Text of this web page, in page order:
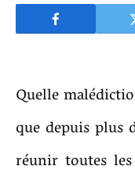
Quelle
que depuis plus
réunir toutes